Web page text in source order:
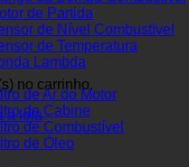
no carrinho.
a loja
de Partida
de Nível Combustível
de Temperatura
Lambda
de Ar do Motor
de Cabine
de Combustível
de Óleo